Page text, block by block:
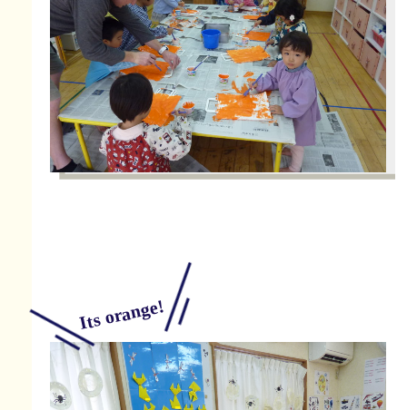
Its orange!